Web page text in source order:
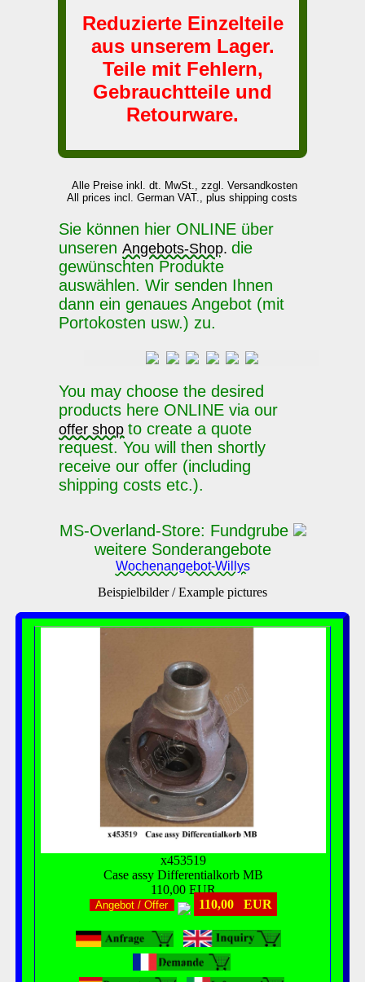
Reduzierte Einzelteile
aus unserem Lager.
Teile mit Fehlern,
Gebrauchtteile und
Retourware.
Alle Preise inkl. dt. MwSt., zzgl. Versandkosten
All prices incl. German VAT., plus shipping costs
Sie können hier ONLINE über
unserenAngebots-Shop. die
gewünschten Produkte
auswählen. Wir senden Ihnen
dann ein genaues Angebot (mit
Portokosten usw.) zu.
You may choose the desired
products here ONLINE via our
offer shopto create a quote
request. You will then shortly
receive our offer (including
shipping costs etc.).
MS-Overland-Store: Fundgrube
weitere Sonderangebote
Wochenangebot-Willys
Beispielbilder / Example pictures
x453519
Case assy Differentialkorb MB
110,00 EUR
Angebot / Offer 110,00 EUR